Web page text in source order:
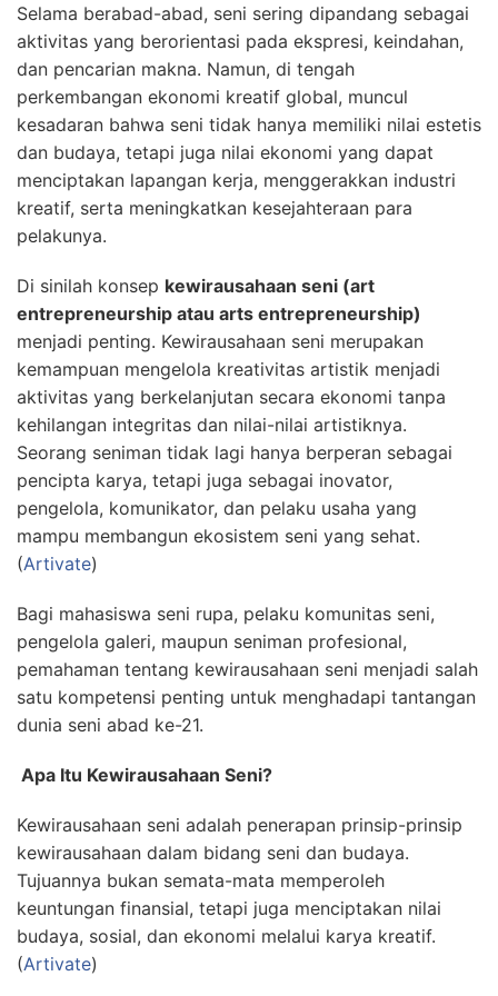
Selama berabad-abad, seni sering dipandang sebagai
aktivitas yang berorientasi pada ekspresi, keindahan,
dan pencarian makna. Namun, di tengah
perkembangan ekonomi kreatif global, muncul
kesadaran bahwa seni tidak hanya memiliki nilai estetis
dan budaya, tetapi juga nilai ekonomi yang dapat
menciptakan lapangan kerja, menggerakkan industri
kreatif, serta meningkatkan kesejahteraan para
pelakunya.
Di sinilah konsep kewirausahaan seni (art
entrepreneurship atau arts entrepreneurship)
menjadi penting. Kewirausahaan seni merupakan
kemampuan mengelola kreativitas artistik menjadi
aktivitas yang berkelanjutan secara ekonomi tanpa
kehilangan integritas dan nilai-nilai artistiknya.
Seorang seniman tidak lagi hanya berperan sebagai
pencipta karya, tetapi juga sebagai inovator,
pengelola, komunikator, dan pelaku usaha yang
mampu membangun ekosistem seni yang sehat.
(Artivate)
Bagi mahasiswa seni rupa, pelaku komunitas seni,
pengelola galeri, maupun seniman profesional,
pemahaman tentang kewirausahaan seni menjadi salah
satu kompetensi penting untuk menghadapi tantangan
dunia seni abad ke-21.
Apa Itu Kewirausahaan Seni?
Kewirausahaan seni adalah penerapan prinsip-prinsip
kewirausahaan dalam bidang seni dan budaya.
Tujuannya bukan semata-mata memperoleh
keuntungan finansial, tetapi juga menciptakan nilai
budaya, sosial, dan ekonomi melalui karya kreatif.
(Artivate)